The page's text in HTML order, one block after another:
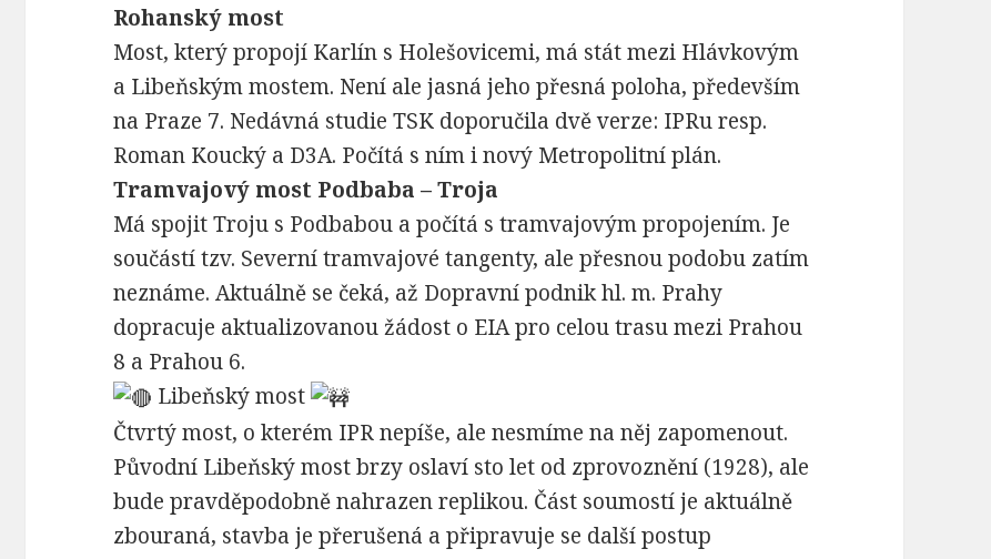
Rohanský most
Most, který propojí Karlín s Holešovicemi, má stát mezi Hlávkovým
a Libeňským mostem. Není ale jasná jeho přesná poloha, především
na Praze 7. Nedávná studie TSK doporučila dvě verze: IPRu resp.
Roman Koucký a D3A. Počítá s ním i nový Metropolitní plán.
Tramvajový most Podbaba – Troja
Má spojit Troju s Podbabou a počítá s tramvajovým propojením. Je
součástí tzv. Severní tramvajové tangenty, ale přesnou podobu zatím
neznáme. Aktuálně se čeká, až Dopravní podnik hl. m. Prahy
dopracuje aktualizovanou žádost o EIA pro celou trasu mezi Prahou
8 a Prahou 6.
Libeňský most
Čtvrtý most, o kterém IPR nepíše, ale nesmíme na něj zapomenout.
Původní Libeňský most brzy oslaví sto let od zprovoznění (1928), ale
bude pravděpodobně nahrazen replikou. Část soumostí je aktuálně
zbouraná, stavba je přerušená a připravuje se další postup